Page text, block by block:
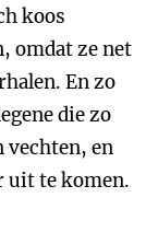
koos
omdat ze net
En zo
die zo
vechten, en
uit te komen.